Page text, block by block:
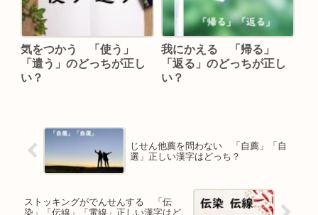
気をつかう 「使う」
「遣う」のどっちが正し
い？
我にかえる 「帰る」
「返る」のどっちが正し
い？
じせん他薦を問わない 「自薦」「自
選」正しい漢字はどっち？
ストッキングがでんせんする 「伝
染」「伝線」「電線」正しい漢字はど